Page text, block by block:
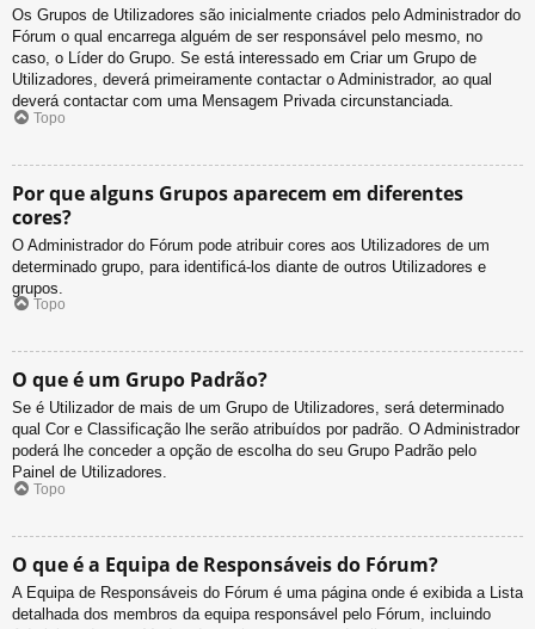
Os Grupos de Utilizadores são inicialmente criados pelo Administrador do
Fórum o qual encarrega alguém de ser responsável pelo mesmo, no
caso, o Líder do Grupo. Se está interessado em Criar um Grupo de
Utilizadores, deverá primeiramente contactar o Administrador, ao qual
deverá contactar com uma Mensagem Privada circunstanciada.
Topo
Por que alguns Grupos aparecem em diferentes
cores?
O Administrador do Fórum pode atribuir cores aos Utilizadores de um
determinado grupo, para identificá-los diante de outros Utilizadores e
grupos.
Topo
O que é um Grupo Padrão?
Se é Utilizador de mais de um Grupo de Utilizadores, será determinado
qual Cor e Classificação lhe serão atribuídos por padrão. O Administrador
poderá lhe conceder a opção de escolha do seu Grupo Padrão pelo
Painel de Utilizadores.
Topo
O que é a Equipa de Responsáveis do Fórum?
A Equipa de Responsáveis do Fórum é uma página onde é exibida a Lista
detalhada dos membros da equipa responsável pelo Fórum, incluindo